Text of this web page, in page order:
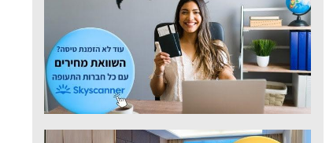
לחצו
פה!